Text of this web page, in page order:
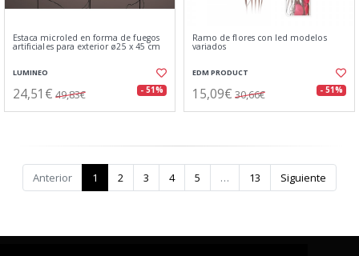
Estaca microled en forma de fuegos
artificiales para exterior ø25 x 45 cm
LUMINEO
24,51€ 49,83€ - 51%
Ramo de flores con led modelos
variados
EDM PRODUCT
15,09€ 30,66€ - 51%
Anterior 1 2 3 4 5 … 13 Siguiente